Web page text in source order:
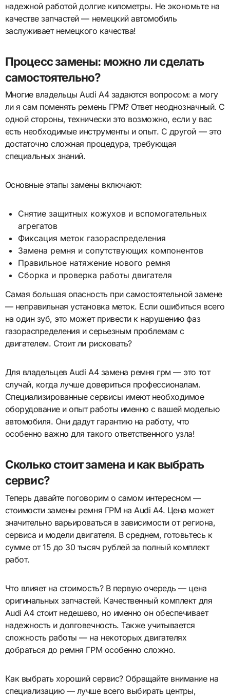
надежной работой долгие километры. Не экономьте на
качестве запчастей — немецкий автомобиль
заслуживает немецкого качества!
Процесс замены: можно ли сделать
самостоятельно?
Многие владельцы Audi A4 задаются вопросом: а могу
ли я сам поменять ремень ГРМ? Ответ неоднозначный. С
одной стороны, технически это возможно, если у вас
есть необходимые инструменты и опыт. С другой — это
достаточно сложная процедура, требующая
специальных знаний.
Основные этапы замены включают:
Снятие защитных кожухов и вспомогательных
агрегатов
Фиксация меток газораспределения
Замена ремня и сопутствующих компонентов
Правильное натяжение нового ремня
Сборка и проверка работы двигателя
Самая большая опасность при самостоятельной замене
— неправильная установка меток. Если ошибиться всего
на один зуб, это может привести к нарушению фаз
газораспределения и серьезным проблемам с
двигателем. Стоит ли рисковать?
Для владельцев Audi A4 замена ремня грм — это тот
случай, когда лучше довериться профессионалам.
Специализированные сервисы имеют необходимое
оборудование и опыт работы именно с вашей моделью
автомобиля. Они дадут гарантию на работу, что
особенно важно для такого ответственного узла!
Сколько стоит замена и как выбрать
сервис?
Теперь давайте поговорим о самом интересном —
стоимости замены ремня ГРМ на Audi A4. Цена может
значительно варьироваться в зависимости от региона,
сервиса и модели двигателя. В среднем, готовьтесь к
сумме от 15 до 30 тысяч рублей за полный комплект
работ.
Что влияет на стоимость? В первую очередь — цена
оригинальных запчастей. Качественный комплект для
Audi A4 стоит недешево, но именно он обеспечивает
надежность и долговечность. Также учитывается
сложность работы — на некоторых двигателях
добраться до ремня ГРМ особенно сложно.
Как выбрать хороший сервис? Обращайте внимание на
специализацию — лучше всего выбирать центры,